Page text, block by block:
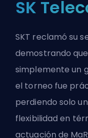
SK
SKT reclamó su
demostrando
simplemente un
el torneo fue
perdiendo solo
flexibilidad en
actuación de